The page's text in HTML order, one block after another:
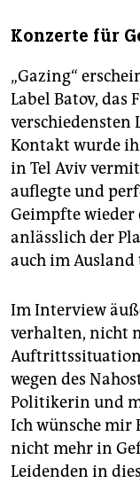
Konzerte für
„Gazing“
Label Batov, das
verschiedensten
Kontakt wurde
in Tel Aviv
auflegte und
Geimpfte
anlässlich der
auch im Ausland
Im Interview
verhalten, nicht
wegen des
Politikerin und
Ich wünsche mir
nicht mehr in
Leidenden in